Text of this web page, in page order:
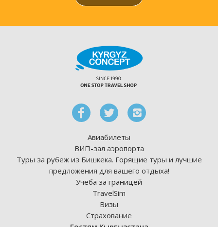
Авиабилеты
ВИП-зал аэропорта
Туры за рубеж из Бишкека. Горящие туры и лучшие
предложения для вашего отдыха!
Учеба за границей
TravelSim
Визы
Страхование